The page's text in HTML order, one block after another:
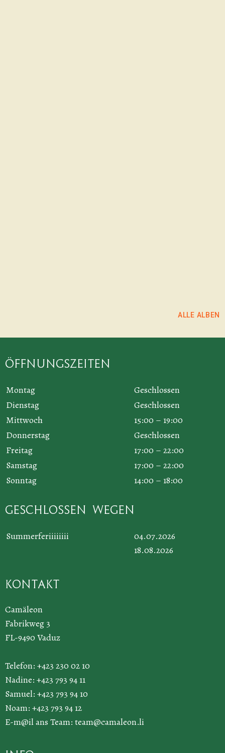
ALLE ALBEN
Öffnungszeiten
Montag
Geschlossen
Dienstag
Geschlossen
Mittwoch
15:00 – 19:00
Donnerstag
Geschlossen
Freitag
17:00 – 22:00
Samstag
17:00 – 22:00
Sonntag
14:00 – 18:00
Geschlossen wegen
Summerferiiiiiiii
04.07.2026
18.08.2026
Kontakt
Camäleon
Fabrikweg 3
FL-9490 Vaduz
Telefon: +423 230 02 10
Nadine: +423 793 94 11
Samuel: +423 793 94 10
Noam: +423 793 94 12
E-m@il ans Team: team@camaleon.li